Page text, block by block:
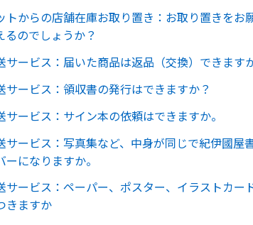
トからの店舗在庫お取り置き：お取り置きをお
るのでしょうか？
サービス：届いた商品は返品（交換）できます
サービス：領収書の発行はできますか？
サービス：サイン本の依頼はできますか。
サービス：写真集など、中身が同じで紀伊國屋
になりますか。
サービス：ペーパー、ポスター、イラストカー
きますか